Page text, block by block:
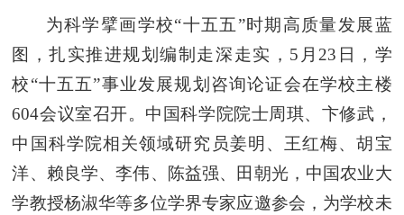
为科学擘画学校“十五五”时期高质量发展蓝
图，扎实推进规划编制走深走实，5月23日，学
校“十五五”事业发展规划咨询论证会在学校主楼
604会议室召开。中国科学院院士周琪、卞修武，
中国科学院相关领域研究员姜明、王红梅、胡宝
洋、赖良学、李伟、陈益强、田朝光，中国农业大
学教授杨淑华等多位学界专家应邀参会，为学校未